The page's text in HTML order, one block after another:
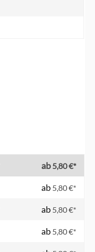
ab 5,80 €*
ab 5,80 €*
ab 5,80 €*
ab 5,80 €*